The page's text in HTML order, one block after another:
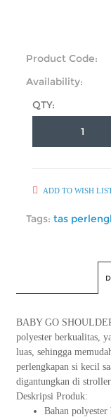
Product Code:
Availability:
QTY:
ADD TO WISH
Tags: tas
BABY GO
polyester berkualitas,
luas, sehingga
perlengkapan si kecil
digantungkan di stroller
Deskripsi Produk:
Bahan polyester